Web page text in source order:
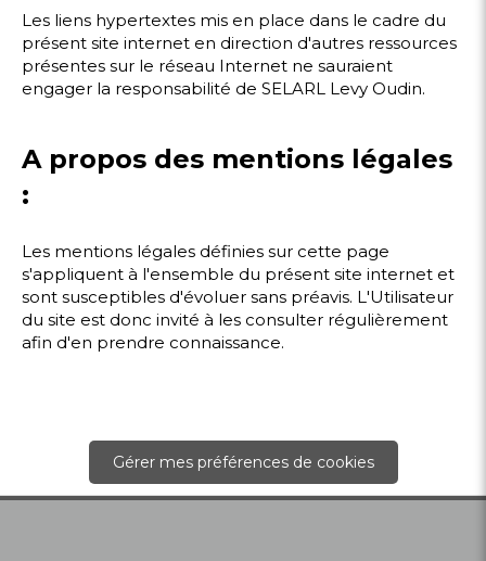
Les liens hypertextes mis en place dans le cadre du
présent site internet en direction d'autres ressources
présentes sur le réseau Internet ne sauraient
engager la responsabilité de SELARL Levy Oudin.
A propos des mentions légales
:
Les mentions légales définies sur cette page
s'appliquent à l'ensemble du présent site internet et
sont susceptibles d'évoluer sans préavis. L'Utilisateur
du site est donc invité à les consulter régulièrement
afin d'en prendre connaissance.
Gérer mes préférences de cookies